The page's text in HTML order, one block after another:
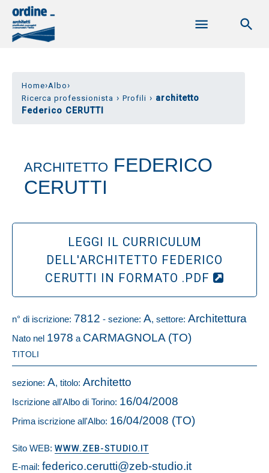
Home›Albo›
Ricerca professionista › Profili › architetto
Federico CERUTTI
ARCHITETTO FEDERICO
CERUTTI
LEGGI IL CURRICULUM
DELL'ARCHITETTO FEDERICO
CERUTTI IN FORMATO .PDF
n° di iscrizione: 7812 - sezione: A, settore: Architettura
Nato nel 1978 a CARMAGNOLA (TO)
TITOLI
sezione: A, titolo: Architetto
Iscrizione all'Albo di Torino: 16/04/2008
Prima iscrizione all'Albo: 16/04/2008 (TO)
Sito WEB: WWW.ZEB-STUDIO.IT
E-mail: federico.cerutti@zeb-studio.it